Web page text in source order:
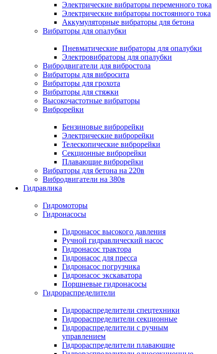
Электрические вибраторы переменного тока
Электрические вибраторы постоянного тока
Аккумуляторные вибраторы для бетона
Вибраторы для опалубки
Пневматические вибраторы для опалубки
Электровибраторы для опалубки
Вибродвигатели для вибростола
Вибраторы для вибросита
Вибраторы для грохота
Вибраторы для стяжки
Высокочастотные вибраторы
Виброрейки
Бензиновые виброрейки
Электрические виброрейки
Телескопические виброрейки
Секционные виброрейки
Плавающие виброрейки
Вибраторы для бетона на 220в
Вибродвигатели на 380в
Гидравлика
Гидромоторы
Гидронасосы
Гидронасос высокого давления
Ручной гидравлический насос
Гидронасос трактора
Гидронасос для пресса
Гидронасос погрузчика
Гидронасос экскаватора
Поршневые гидронасосы
Гидрораспределители
Гидрораспределители спецтехники
Гидрораспределители секционные
Гидрораспределители с ручным
управлением
Гидрораспределители плавающие